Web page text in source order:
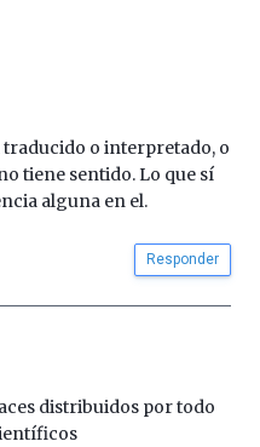
o interpretado, o
tiene sentido. Lo que sí
alguna en el.
Responder
distribuidos por todo